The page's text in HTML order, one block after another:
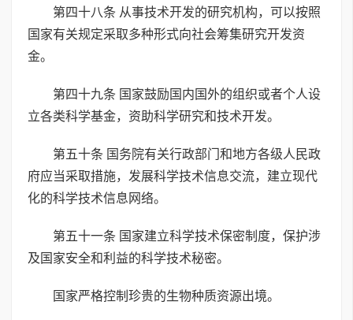
第四十八条 从事技术开发的研究机构，可以按照
国家有关规定采取多种形式向社会筹集研究开发资
金。
第四十九条 国家鼓励国内国外的组织或者个人设
立各类科学基金，资助科学研究和技术开发。
第五十条 国务院有关行政部门和地方各级人民政
府应当采取措施，发展科学技术信息交流，建立现代
化的科学技术信息网络。
第五十一条 国家建立科学技术保密制度，保护涉
及国家安全和利益的科学技术秘密。
国家严格控制珍贵的生物种质资源出境。